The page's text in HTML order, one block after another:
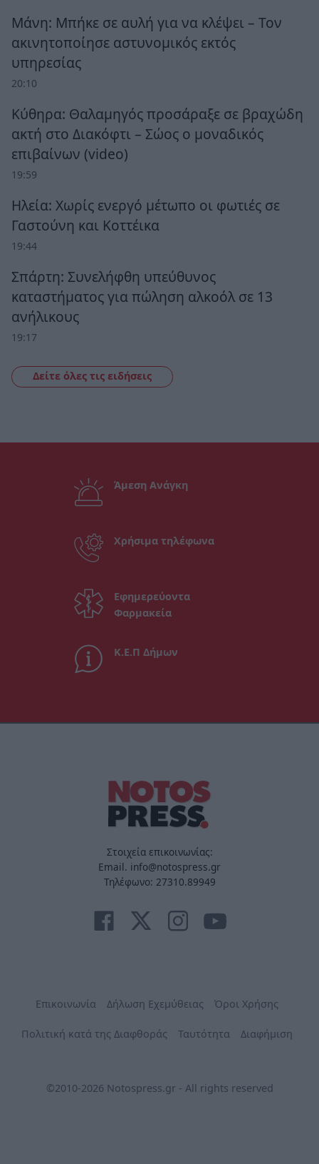
Μάνη: Μπήκε σε αυλή για να κλέψει – Τον
ακινητοποίησε αστυνομικός εκτός
υπηρεσίας
20:10
Κύθηρα: Θαλαμηγός προσάραξε σε βραχώδη
ακτή στο Διακόφτι – Σώος ο μοναδικός
επιβαίνων (video)
19:59
Ηλεία: Χωρίς ενεργό μέτωπο οι φωτιές σε
Γαστούνη και Κοττέικα
19:44
Σπάρτη: Συνελήφθη υπεύθυνος
καταστήματος για πώληση αλκοόλ σε 13
ανήλικους
19:17
Δείτε όλες τις ειδήσεις
Άμεση Ανάγκη
Χρήσιμα τηλέφωνα
Εφημερεύοντα
Φαρμακεία
Κ.Ε.Π Δήμων
Στοιχεία επικοινωνίας:
Email. info@notospress.gr
Τηλέφωνο: 27310.89949
Επικοινωνία Δήλωση Εχεμύθειας Όροι Χρήσης
Πολιτική κατά της Διαφθοράς Ταυτότητα Διαφήμιση
©2010-2026 Notospress.gr - All rights reserved